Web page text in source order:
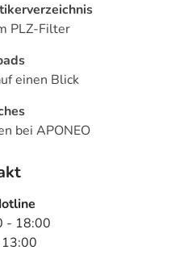
PLZ-Filter
einen Blick
bei APONEO
- 18:00